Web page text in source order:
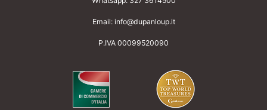
Email: info@dupanloup.it
P.IVA 00099520090